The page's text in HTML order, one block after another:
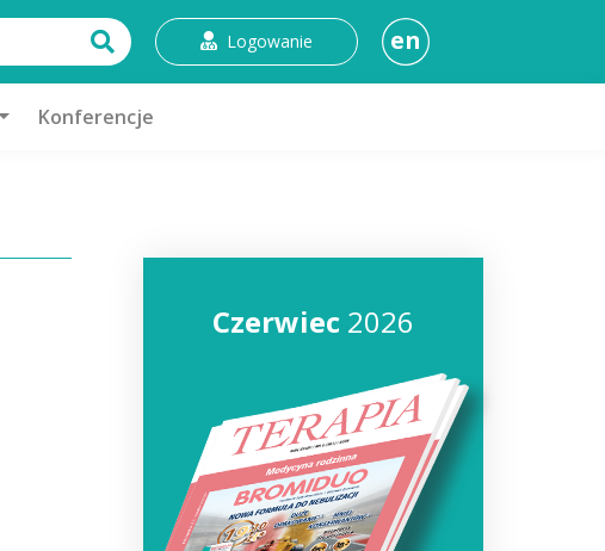
Logowanie en
Konferencje
Czerwiec 2026